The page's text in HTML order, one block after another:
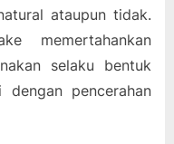
ataupun tidak.
memertahankan
selaku bentuk
pencerahan